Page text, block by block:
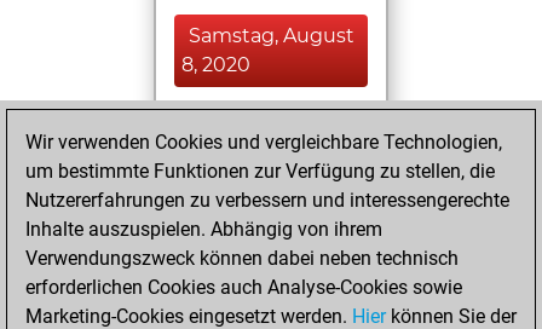
Samstag, August
8, 2020
You played 35
blitz games
Play
You scored +14
=1 -20 in blitz
Dienstag, Juli 14,
2020
Wir verwenden Cookies und vergleichbare Technologien,
um bestimmte Funktionen zur Verfügung zu stellen, die
Nutzererfahrungen zu verbessern und interessengerechte
Inhalte auszuspielen. Abhängig von ihrem
Verwendungszweck können dabei neben technisch
erforderlichen Cookies auch Analyse-Cookies sowie
Marketing-Cookies eingesetzt werden. Hierkönnen Sie der